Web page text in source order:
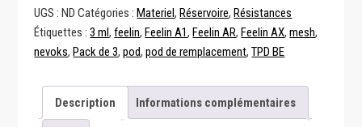
Feelin
A1
3ml
Nevoks
UGS :ND Catégories :Materiel,Réservoire,Résistances
Étiquettes :3 ml,feelin,Feelin A1,Feelin AR,Feelin AX,mesh,
nevoks,Pack de 3,pod,pod de remplacement,TPD BE
Description Informations complémentaires